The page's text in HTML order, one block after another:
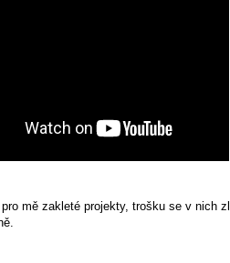
mě zakleté projekty, trošku se v nich